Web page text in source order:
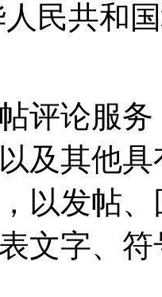
民共和
评论服
及其他
以发帖
文字、